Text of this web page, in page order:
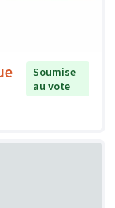
Soumise
au vote